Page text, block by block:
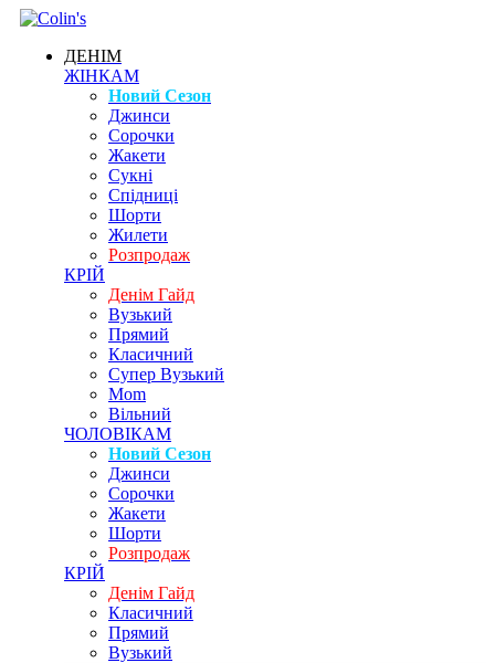
ДЕНІМ
ЖІНКАМ
Новий Сезон
Джинси
Сорочки
Жакети
Сукні
Спідниці
Шорти
Жилети
Розпродаж
КРІЙ
Денім Гайд
Вузький
Прямий
Класичний
Супер Вузький
Mom
Вільний
ЧОЛОВІКАМ
Новий Сезон
Джинси
Сорочки
Жакети
Шорти
Розпродаж
КРІЙ
Денім Гайд
Класичний
Прямий
Вузький